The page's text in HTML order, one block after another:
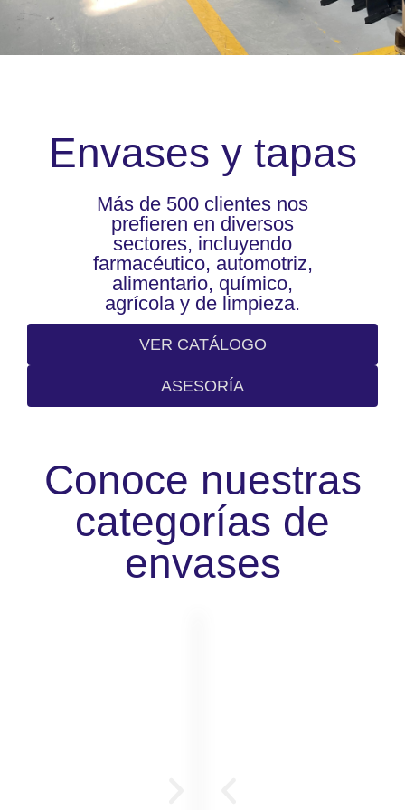
Envases y tapas
Más de 500 clientes nos
prefieren en diversos
sectores, incluyendo
farmacéutico, automotriz,
alimentario, químico,
agrícola y de limpieza.
VER CATÁLOGO
ASESORÍA
Conoce nuestras
categorías de
envases